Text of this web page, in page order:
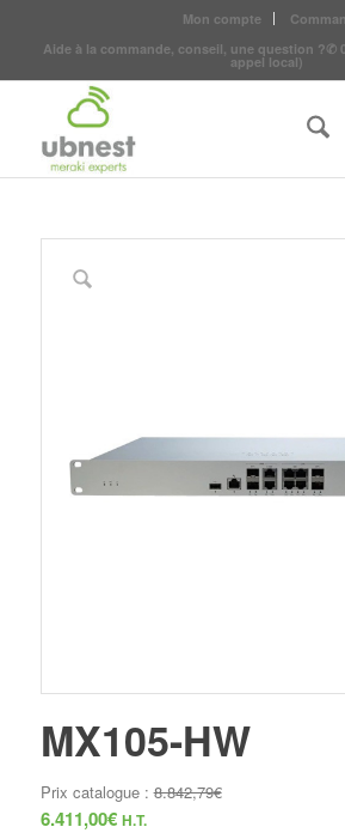
Mon compte
Aide à la commande, conseil, une question ?✆
appel local)
MX105-HW
Prix catalogue :8.842,79€
6.411,00€ H.T.